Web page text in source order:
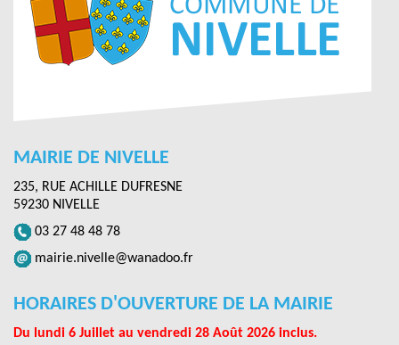
MAIRIE DE NIVELLE
235, RUE ACHILLE DUFRESNE
59230 NIVELLE
03 27 48 48 78
mairie.nivelle@wanadoo.fr
HORAIRES D'OUVERTURE DE LA MAIRIE
Du lundi 6 Juillet au vendredi 28 Août 2026 inclus.